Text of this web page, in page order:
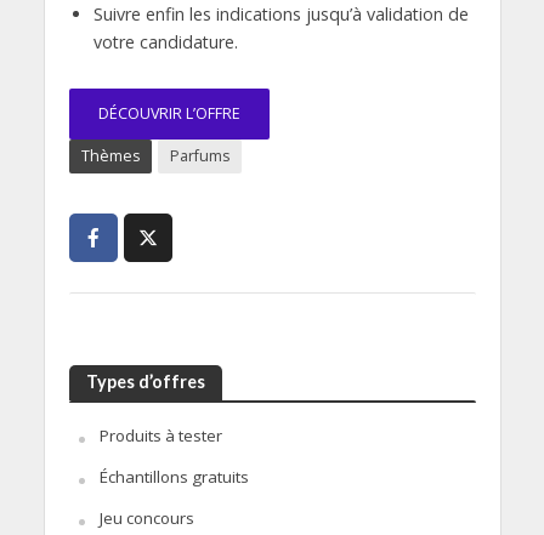
Suivre enfin les indications jusqu’à validation de
votre candidature.
DÉCOUVRIR L’OFFRE
Thèmes Parfums
Types d’offres
Produits à tester
Échantillons gratuits
Jeu concours